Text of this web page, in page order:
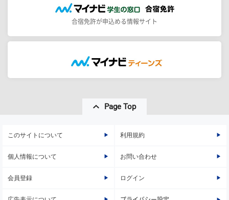
合宿免許が申込める情報サイト
Page Top
このサイトについて 利用規約
個人情報について お問い合わせ
会員登録 ログイン